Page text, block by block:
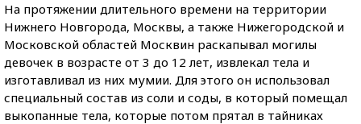
На протяжении длительного времени на территории
Нижнего Новгорода, Москвы, а также Нижегородской и
Московской областей Москвин раскапывал могилы
девочек в возрасте от 3 до 12 лет, извлекал тела и
изготавливал из них мумии. Для этого он использовал
специальный состав из соли и соды, в который помещал
выкопанные тела, которые потом прятал в тайниках